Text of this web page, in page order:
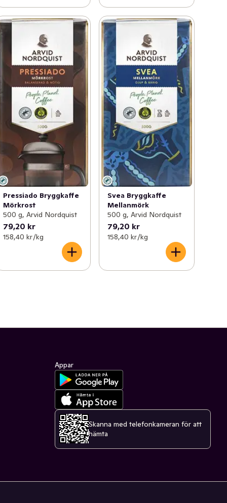
Pressiado Bryggkaffe
Mörkrost
500 g, Arvid Nordquist
79,20 kr
158,40 kr /kg
Svea Bryggkaffe
Mellanmörk
500 g, Arvid Nordquist
79,20 kr
158,40 kr /kg
Appar
Skanna med telefonkameran för att
hämta